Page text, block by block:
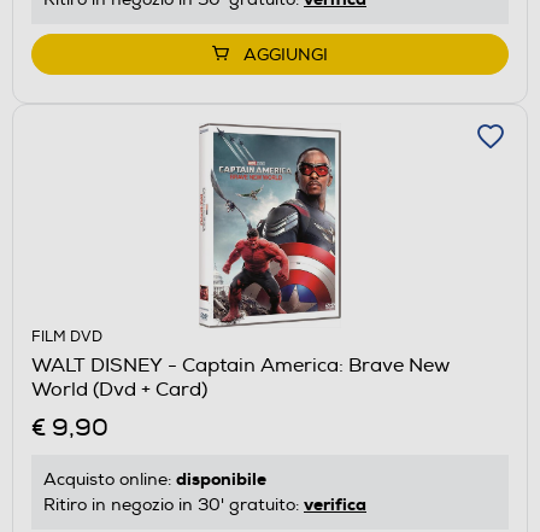
AGGIUNGI
FILM DVD
WALT DISNEY - Captain America: Brave New
World (Dvd + Card)
€ 9,90
Acquisto online: disponibile
Ritiro in negozio in 30' gratuito: verifica